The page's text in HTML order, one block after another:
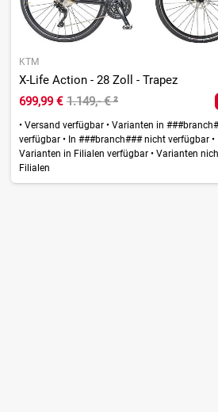
KTM
X-Life Action - 28 Zoll - Trapez
699,99 € 1.149,- €²
•Versand verfügbar •Varianten in
verfügbar •In ###branch### nicht verfügbar •
Varianten in Filialen verfügbar •Varianten
Filialen